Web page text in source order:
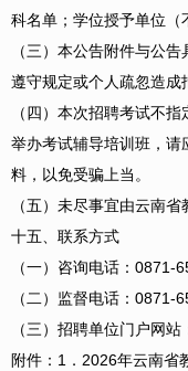
科名单；学位授予单位（
（三）本公告附件与公
遵守规定或个人疏忽造成
（四）本次招聘考试不
举办考试辅导培训班，
料，以免受骗上当。
（五）未尽事宜由云南
十五、联系方式
（一）咨询电话：0871-
（二）监督电话：0871-
（三）招聘单位门户网
附件：1．2026年云南省